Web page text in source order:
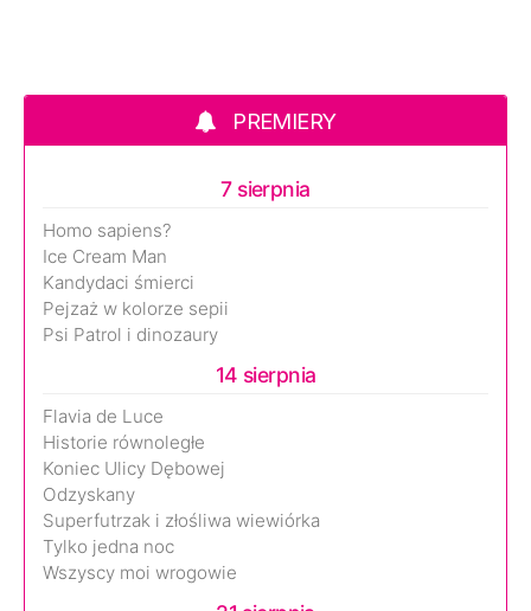
PREMIERY
7 sierpnia
Homo sapiens?
Ice Cream Man
Kandydaci śmierci
Pejzaż w kolorze sepii
Psi Patrol i dinozaury
14 sierpnia
Flavia de Luce
Historie równoległe
Koniec Ulicy Dębowej
Odzyskany
Superfutrzak i złośliwa wiewiórka
Tylko jedna noc
Wszyscy moi wrogowie